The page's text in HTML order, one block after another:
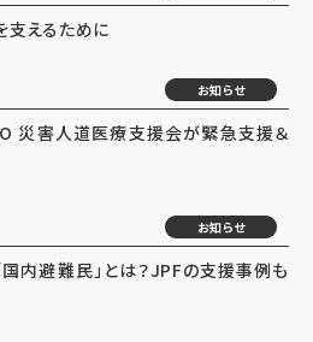
支えるために
お知らせ
災害人道医療支援会が緊急支援＆
お知らせ
国内避難民」とは？JPFの支援事例も